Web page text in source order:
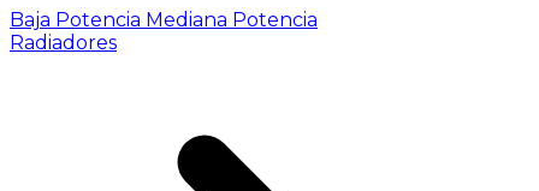
Baja Potencia Mediana Potencia
Radiadores